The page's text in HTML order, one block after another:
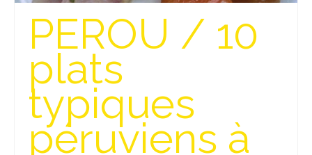
PEROU / 10
plats
typiques
péruviens à